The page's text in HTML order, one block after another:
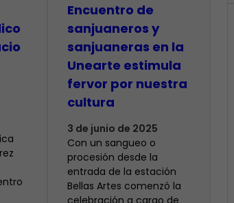
Encuentro de
sanjuaneros y
sanjuaneras en la
Unearte estimula
fervor por nuestra
cultura
3 de junio de 2025
Con un sangueo o
procesión desde la
entrada de la estación
Bellas Artes comenzó la
celebración a cargo de